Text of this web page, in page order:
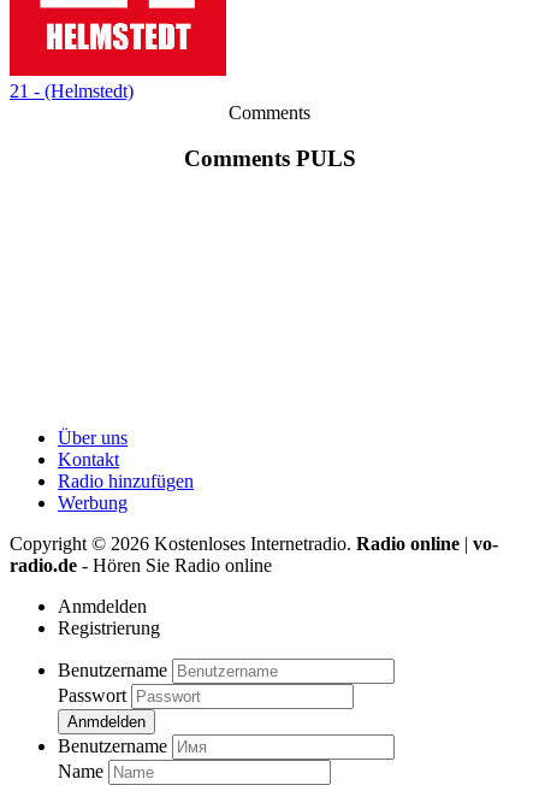
21 - (Helmstedt)
Comments
Comments PULS
Über uns
Kontakt
Radio hinzufügen
Werbung
Copyright © 2026 Kostenloses Internetradio. Radio online | vo-
radio.de - Hören Sie Radio online
Anmdelden
Registrierung
Benutzername
Passwort
Anmdelden
Benutzername
Name